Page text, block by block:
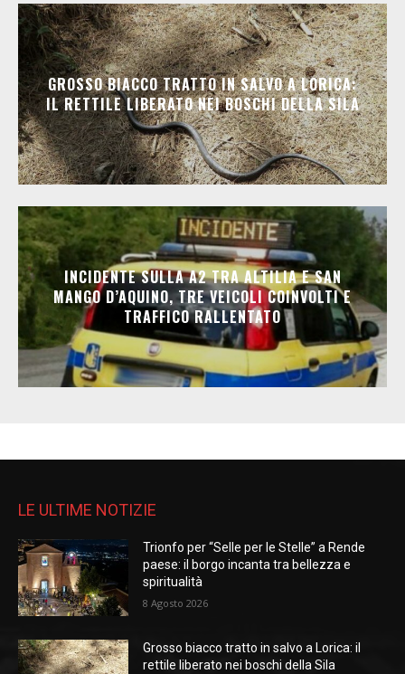
GROSSO BIACCO TRATTO IN SALVO A LORICA:
IL RETTILE LIBERATO NEI BOSCHI DELLA SILA
INCIDENTE SULLA A2 TRA ALTILIA E SAN
MANGO D’AQUINO, TRE VEICOLI COINVOLTI E
TRAFFICO RALLENTATO
LE ULTIME NOTIZIE
Trionfo per “Selle per le Stelle” a Rende
paese: il borgo incanta tra bellezza e
spiritualità
8 Agosto 2026
Grosso biacco tratto in salvo a Lorica: il
rettile liberato nei boschi della Sila